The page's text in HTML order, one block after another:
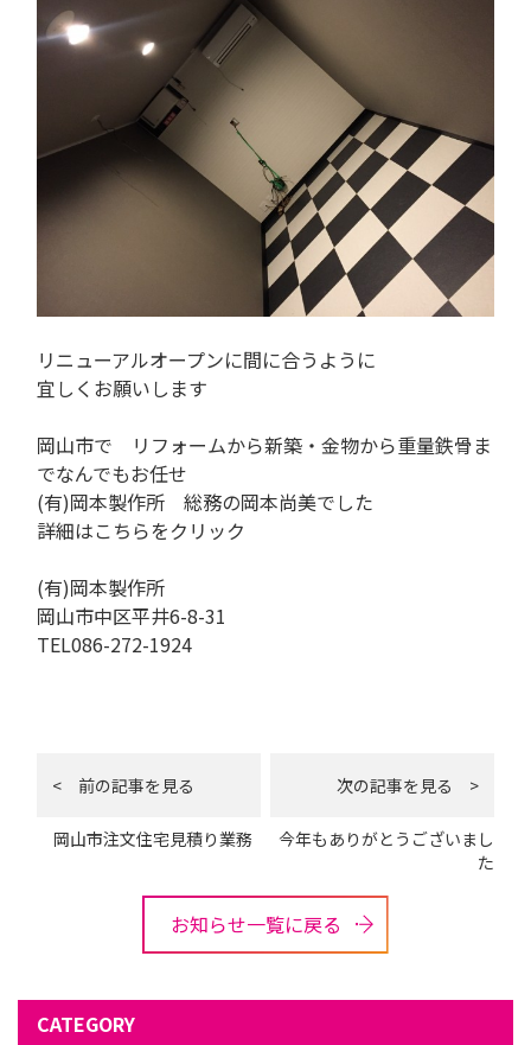
リニューアルオープンに間に合うように
宜しくお願いします
岡山市で リフォームから新築・金物から重量鉄骨ま
でなんでもお任せ
(有)岡本製作所 総務の岡本尚美でした
詳細はこちらをクリック
(有)岡本製作所
岡山市中区平井6-8-31
TEL086-272-1924
< 前の記事を見る
岡山市注文住宅見積り業務
次の記事を見る >
今年もありがとうございまし
た
お知らせ一覧に戻る
CATEGORY